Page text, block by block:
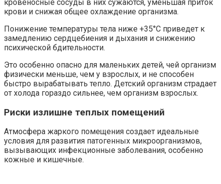
кровеносные сосуды в них сужаются, уменьшая приток
крови и снижая общее охлаждение организма.
Понижение температуры тела ниже +35°C приведет к
замедлению сердцебиения и дыхания и снижению
психической бдительности.
Это особенно опасно для маленьких детей, чей организм
физически меньше, чем у взрослых, и не способен
быстро вырабатывать тепло. Детский организм страдает
от холода гораздо сильнее, чем организм взрослых.
Риски излишне теплых помещений
Атмосфера жаркого помещения создает идеальные
условия для развития патогенных микроорганизмов,
вызывающих инфекционные заболевания, особенно
кожные и кишечные.